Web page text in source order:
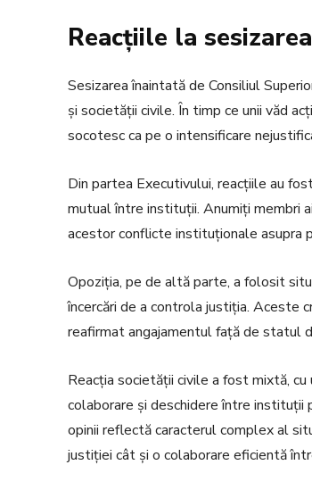
Reacțiile la
Sesizarea înaintată de Consiliul
și societății civile. În timp ce unii văd
socotesc ca pe o intensificare
Din partea Executivului, reacțiile au
mutual între instituții. Anumiți membri
acestor conflicte instituționale asupra
Opoziția, pe de altă parte, a folosit
încercări de a controla justiția. Aceste
reafirmat angajamentul față de statul
Reacția societății civile a fost mixtă,
colaborare și deschidere între
opinii reflectă caracterul complex al
justiției cât și o colaborare eficientă